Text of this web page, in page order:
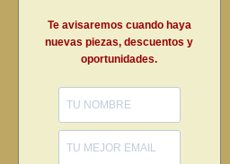
Te avisaremos cuando haya
nuevas piezas, descuentos y
oportunidades.